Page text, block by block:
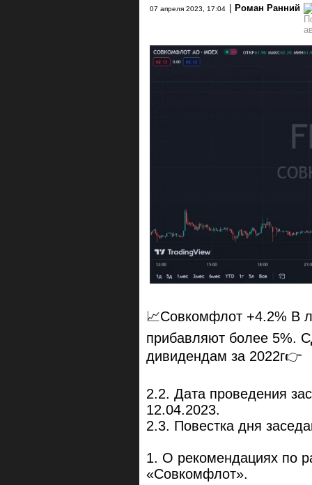
07 апреля 2023, 17:04 Роман Ранний
📈Совкомфлот +4.2% В
прибавляют более 5%.
дивидендам за 2022г👉
2.2. Дата проведения
12.04.2023.
2.3. Повестка дня
1. О рекомендациях по
«Совкомфлот».